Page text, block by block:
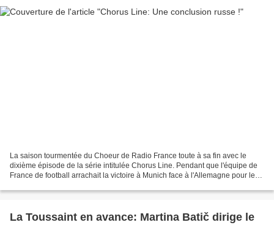
La saison tourmentée du Choeur de Radio France toute à sa fin avec le
dixième épisode de la série intitulée Chorus Line. Pendant que l'équipe de
France de football arrachait la victoire à Munich face à l'Allemagne pour le
La Toussaint en avance: Martina Batič dirige le